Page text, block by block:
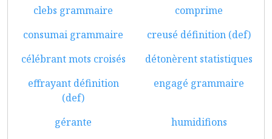
clebs grammaire
comprime
consumai grammaire
creusé définition (def)
célébrant mots croisés
détonèrent statistiques
effrayant définition
(def)
engagé grammaire
gérante
humidifions